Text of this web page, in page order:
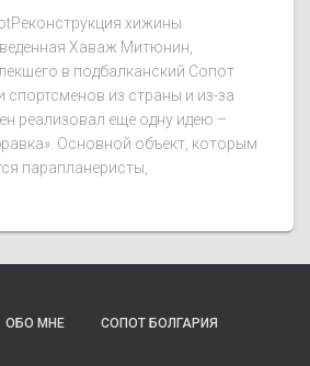
хижины
Хаваж Митюнин,
в подбалканский Сопот
спортсменов из страны и из-за
реализовал еще одну идею –
Основной объект, которым
парапланеристы,
ОБО МНЕ СОПОТ БОЛГАРИЯ